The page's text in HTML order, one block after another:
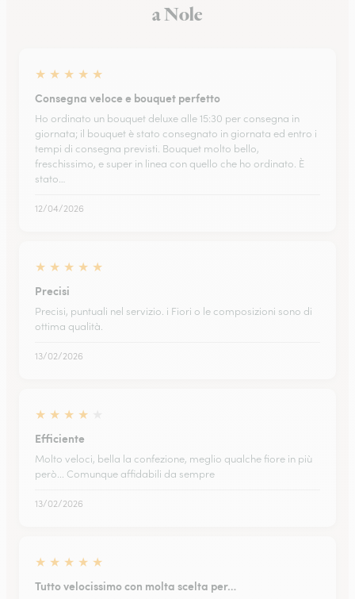
a Nole
★ ★ ★ ★ ★
Consegna veloce e bouquet perfetto
Ho ordinato un bouquet deluxe alle 15:30 per consegna in
giornata; il bouquet è stato consegnato in giornata ed entro i
tempi di consegna previsti. Bouquet molto bello,
freschissimo, e super in linea con quello che ho ordinato. È
stato…
12/04/2026
★ ★ ★ ★ ★
Precisi
Precisi, puntuali nel servizio. i Fiori o le composizioni sono di
ottima qualità.
13/02/2026
★ ★ ★ ★
Efficiente
Molto veloci, bella la confezione, meglio qualche fiore in più
però... Comunque affidabili da sempre
13/02/2026
★ ★ ★ ★ ★
Tutto velocissimo con molta scelta per…